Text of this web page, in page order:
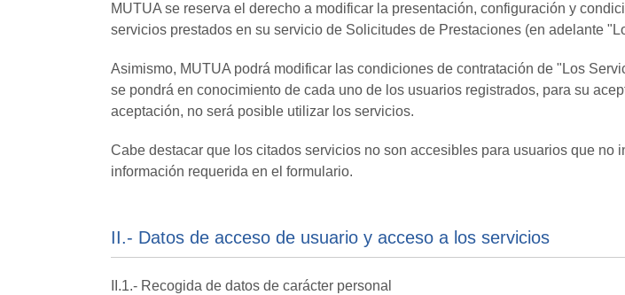
MUTUA se reserva el derecho a modificar la presentación, configuración y
servicios prestados en su servicio de Solicitudes de Prestaciones (en adelante
Asimismo, MUTUA podrá modificar las condiciones de contratación de "Los
se pondrá en conocimiento de cada uno de los usuarios registrados, para su
aceptación, no será posible utilizar los servicios.
Cabe destacar que los citados servicios no son accesibles para usuarios que no
información requerida en el formulario.
II.- Datos de acceso de usuario y acceso a los servicios
II.1.- Recogida de datos de carácter personal